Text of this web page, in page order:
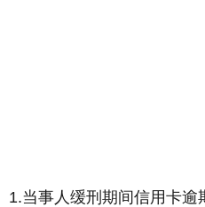
1.当事人缓刑期间信用卡逾